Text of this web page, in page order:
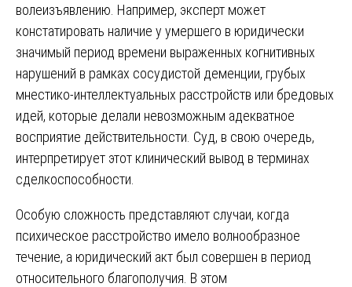
волеизъявлению. Например, эксперт может
констатировать наличие у умершего в юридически
значимый период времени выраженных когнитивных
нарушений в рамках сосудистой деменции, грубых
мнестико-интеллектуальных расстройств или бредовых
идей, которые делали невозможным адекватное
восприятие действительности. Суд, в свою очередь,
интерпретирует этот клинический вывод в терминах
сделкоспособности.
Особую сложность представляют случаи, когда
психическое расстройство имело волнообразное
течение, а юридический акт был совершен в период
относительного благополучия. В этом